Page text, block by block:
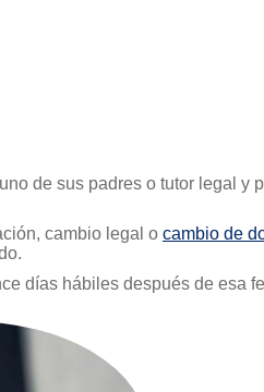
de sus padres o tutor legal y
cambio legal o cambio de
días hábiles después de esa